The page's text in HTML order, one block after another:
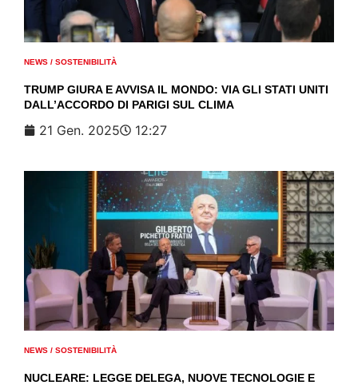
NEWS / SOSTENIBILITÀ
TRUMP GIURA E AVVISA IL MONDO: VIA GLI STATI UNITI
DALL’ACCORDO DI PARIGI SUL CLIMA
21 Gen. 2025 12:27
NEWS / SOSTENIBILITÀ
NUCLEARE: LEGGE DELEGA, NUOVE TECNOLOGIE E